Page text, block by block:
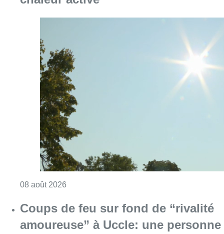
08 août 2026
Coups de feu sur fond de “rivalité
amoureuse” à Uccle: une personne